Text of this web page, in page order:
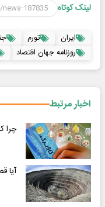
لینک کوتاه
ایران تورم
روزنامه جهان اقتصاد
اخبار مرتبط
چرا
آیا